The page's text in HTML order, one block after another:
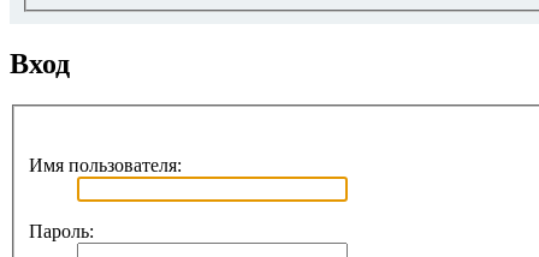
Вход
Имя пользователя:
Пароль: